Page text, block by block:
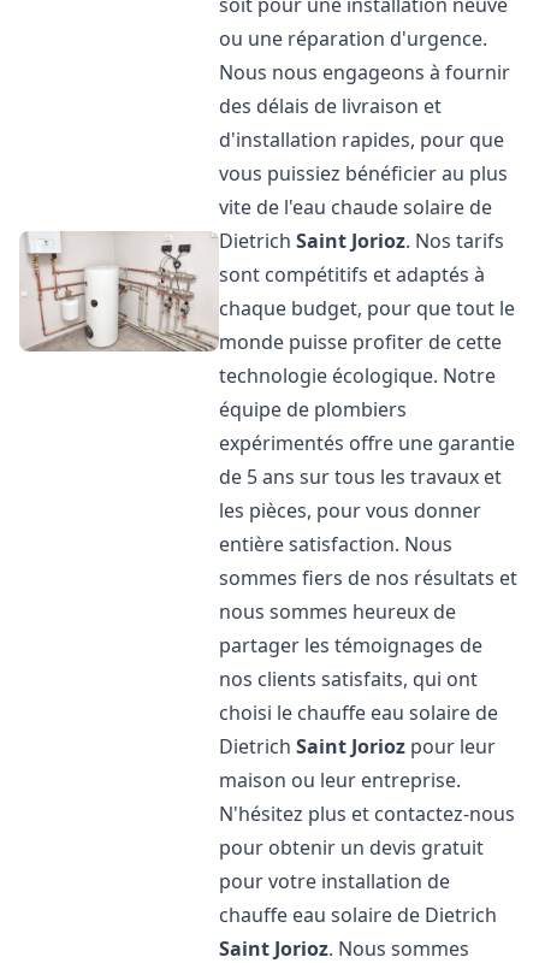
ou une réparation d'urgence.
Nous nous engageons à fournir
des délais de livraison et
d'installation rapides, pour que
vous puissiez bénéficier au plus
vite de l'eau chaude solaire de
DietrichSaint Jorioz. Nos tarifs
sont compétitifs et adaptés à
chaque budget, pour que tout le
monde puisse profiter de cette
technologie écologique. Notre
équipe de plombiers
expérimentés offre une garantie
de 5 ans sur tous les travaux et
les pièces, pour vous donner
entière satisfaction. Nous
sommes fiers de nos résultats et
nous sommes heureux de
partager les témoignages de
nos clients satisfaits, qui ont
choisi le chauffe eau solaire de
DietrichSaint Jorioz pour leur
maison ou leur entreprise.
N'hésitez plus et contactez-nous
pour obtenir un devis gratuit
pour votre installation de
chauffe eau solaire de Dietrich
Saint Jorioz. Nous sommes